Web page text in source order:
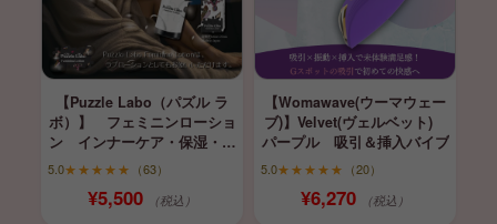
【Puzzle Labo（パズル ラ
ボ）】 フェミニンローショ
ン インナーケア・保湿・育
膣
5.0★★★★★ （63）
¥5,500 （税込）
【Womawave(ウーマウェー
ブ)】Velvet(ヴェルベット)
パープル 吸引＆挿入バイブ
5.0★★★★★ （20）
¥6,270 （税込）